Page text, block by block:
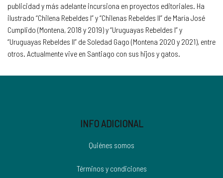
publicidad y más adelante incursiona en proyectos editoriales. Ha
ilustrado “Chilena Rebeldes I” y “Chilenas Rebeldes II” de María José
Cumplido (Montena, 2018 y 2019) y “Uruguayas Rebeldes I” y
“Uruguayas Rebeldes II” de Soledad Gago (Montena 2020 y 2021), entre
otros. Actualmente vive en Santiago con sus hijos y gatos.
INFO ADICIONAL
Quiénes somos
Términos y condiciones